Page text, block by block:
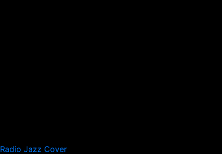
Radio Jazz Cover